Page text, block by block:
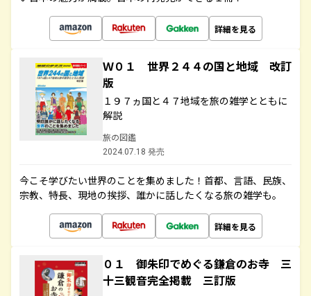
詳細を見る
Ｗ０１ 世界２４４の国と地域 改訂
版
１９７ヵ国と４７地域を旅の雑学とともに
解説
旅の図鑑
2024.07.18 発売
今こそ学びたい世界のことを集めました！首都、言語、民族、
宗教、特長、現地の挨拶、誰かに話したくなる旅の雑学も。
詳細を見る
０１ 御朱印でめぐる鎌倉のお寺 三
十三観音完全掲載 三訂版